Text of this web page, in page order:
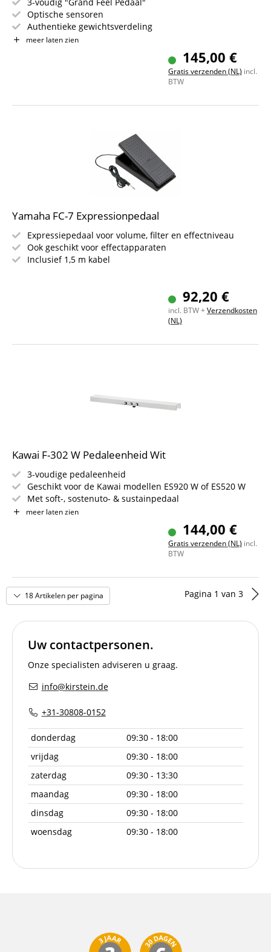
Optische sensoren
Authentieke gewichtsverdeling
Stevige kunststof uitvoering
Geschikt voor MP11SE, MP7SE, ES920 en ES520
meer laten zien
145,00 €
Gratis verzenden (NL) incl.
BTW
Yamaha FC-7 Expressionpedaal
Expressiepedaal voor volume, filter en effectniveau
Ook geschikt voor effectapparaten
Inclusief 1,5 m kabel
92,20 €
incl. BTW +Verzendkosten
(NL)
Kawai F-302 W Pedaleenheid Wit
3-voudige pedaleenheid
Geschikt voor de Kawai modellen ES920 W of ES520 W
Met soft-, sostenuto- & sustainpedaal
Pedalen helemaal links met instelbare snelheid van het
Voor gebruik is de HM-5 standaard vereist
meer laten zien
144,00 €
Gratis verzenden (NL) incl.
BTW
18 Artikelen per pagina Pagina 1 van 3
Uw contactpersonen.
Onze specialisten adviseren u graag.
info@kirstein.de
+31-30808-0152
donderdag
09:30 - 18:00
vrijdag
09:30 - 18:00
zaterdag
09:30 - 13:30
maandag
09:30 - 18:00
dinsdag
09:30 - 18:00
woensdag
09:30 - 18:00